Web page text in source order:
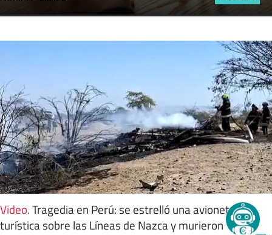
Video.Tragedia en Perú: se estrelló una avioneta
turística sobre las Líneas de Nazca y murieron 13